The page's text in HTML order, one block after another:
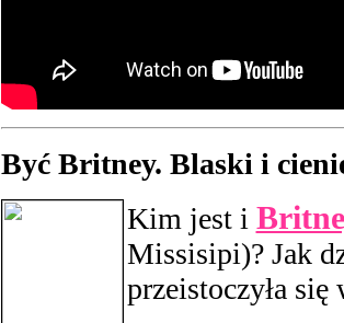
Być Britney. Blaski i
Kim jest i
Missisipi)? Jak
przeistoczyła